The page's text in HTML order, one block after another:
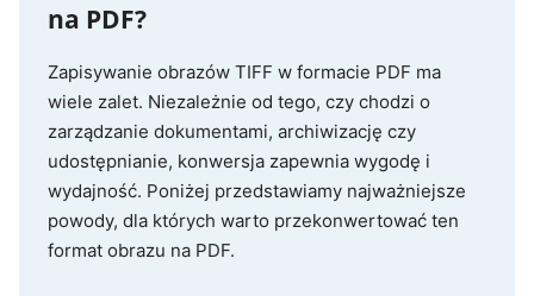
na PDF?
Zapisywanie obrazów TIFF w formacie PDF ma
wiele zalet. Niezależnie od tego, czy chodzi o
zarządzanie dokumentami, archiwizację czy
udostępnianie, konwersja zapewnia wygodę i
wydajność. Poniżej przedstawiamy najważniejsze
powody, dla których warto przekonwertować ten
format obrazu na PDF.